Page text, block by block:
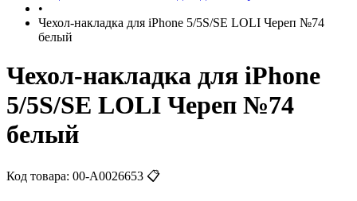
•
Чехол-накладка для iPhone 5/5S/SE LOLI Череп №74
белый
Чехол-накладка для iPhone
5/5S/SE LOLI Череп №74
белый
Код товара: 00-А0026653 📋